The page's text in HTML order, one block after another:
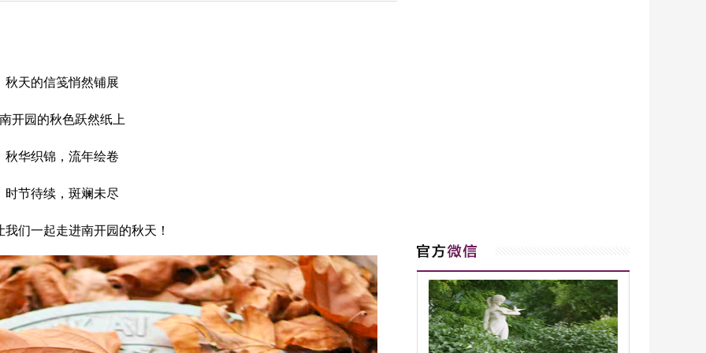
秋天的信笺悄然铺展
南开园的秋色跃然纸上
秋华织锦，流年绘卷
时节待续，斑斓未尽
我们一起走进南开园的秋天！